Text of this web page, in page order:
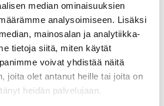
median ominaisuuksien
analysoimiseen. Lisäksi
mainosalan ja analytiikka-
tietoja siitä, miten käytät
voivat yhdistää näitä
joita olet antanut heille tai joita on
heidän palvelujaan.
Lahjakortti: 4
teatterilippua
66,00 € sis. alv 13,5%
Lisää ostoskoriin